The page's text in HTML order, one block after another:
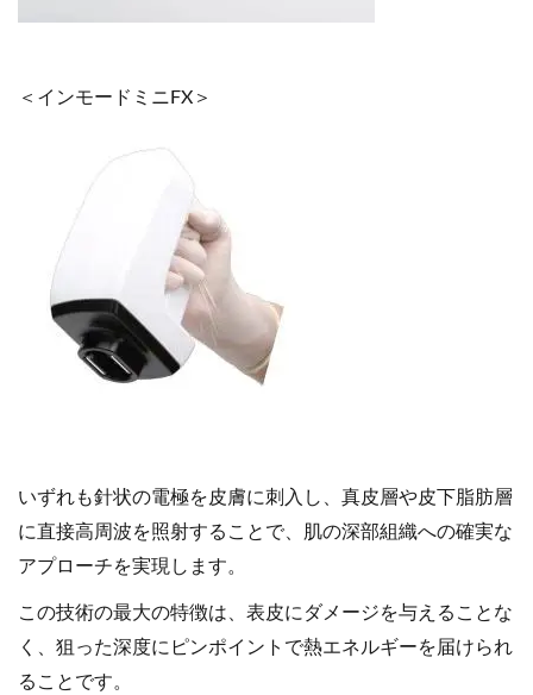
＜インモードミニFX＞
いずれも針状の電極を皮膚に刺入し、真皮層や皮下脂肪層
に直接高周波を照射することで、肌の深部組織への確実な
アプローチを実現します。
この技術の最大の特徴は、表皮にダメージを与えることな
く、狙った深度にピンポイントで熱エネルギーを届けられ
ることです。